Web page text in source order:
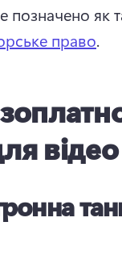
позначено як
право.